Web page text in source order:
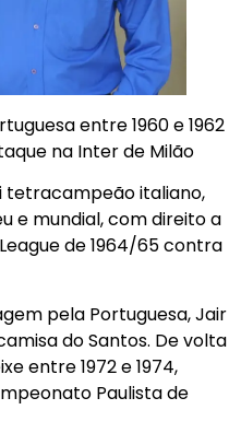
entre 1960 e 1962
na Inter de Milão
tetracampeão italiano,
e mundial, com direito a
de 1964/65 contra
pela Portuguesa, Jair
do Santos. De volta
entre 1972 e 1974,
Paulista de